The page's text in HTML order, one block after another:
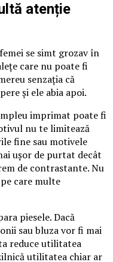
atenție
se simt grozav în
care nu poate fi
senzația că
și ele abia apoi.
imprimat poate fi
nu te limitează
fine sau motivele
ușor de purtat decât
de contrastante. Nu
care multe
piesele. Dacă
sau bluza vor fi mai
reduce utilitatea
utilitatea chiar ar